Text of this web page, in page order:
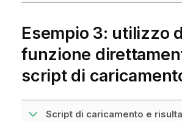
Esempio 3: utilizzo
funzione
script di
Script di caricamento e